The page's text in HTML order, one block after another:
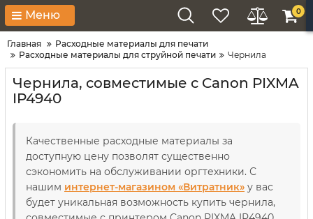
Меню 0
Главная
Расходные материалы для печати
Расходные материалы для струйной печати
Чернила
Чернила, совместимые с Canon PIXMA
IP4940
Качественные расходные материалы за
доступную цену позволят существенно
сэкономить на обслуживании оргтехники. С
нашим интернет-магазином «Витратник» у вас
будет уникальная возможность купить чернила,